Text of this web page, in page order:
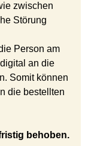
zwischen
Störung
Person am
an die
Somit können
die bestellten
behoben.